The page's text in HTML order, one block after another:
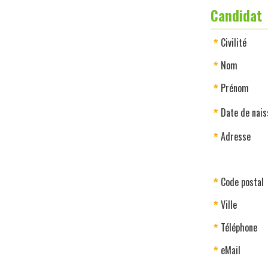
Candidat
* Civilité
* Nom
* Prénom
* Date de
* Adresse
* Code postal
* Ville
* Téléphone
* eMail